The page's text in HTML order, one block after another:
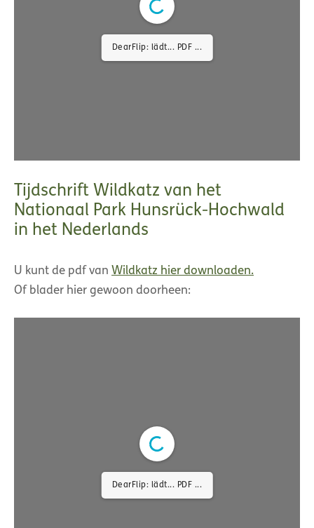
DearFlip: lädt... PDF 3% ...
Tijdschrift Wildkatz van het
Nationaal Park Hunsrück-Hochwald
in het Nederlands
U kunt de pdf van Wildkatz hier downloaden.
Of blader hier gewoon doorheen:
DearFlip: lädt... PDF ...